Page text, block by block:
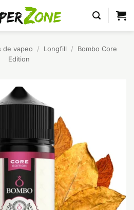
de vapeo / Longfill /
Bombo Core
Edition